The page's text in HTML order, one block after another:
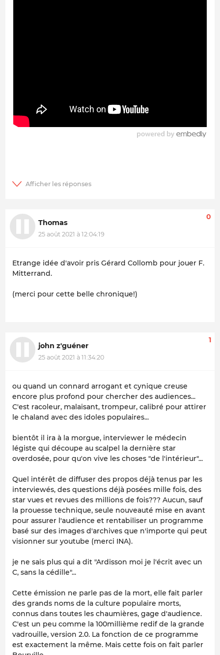
Thomas
25 août 2021 à 12:04:19
0
Etrange idée d'avoir pris Gérard Collomb pour jouer F.
Mitterrand.
(merci pour cette belle chronique!)
john z'guéner
25 août 2021 à 11:34:20
1
ou quand un connard arrogant et cynique creuse
encore plus profond pour chercher des audiences...
C'est racoleur, malaisant, trompeur, calibré pour attirer
le chaland avec des idoles populaires...
bientôt il ira à la morgue, interviewer le médecin
légiste qui découpe au scalpel la dernière star
overdosée, pour qu'on vive les choses "de l'intérieur"...
Quel intérêt de diffuser des propos déjà tenus par les
interviewés, des questions déjà posées mille fois, des
star vues et revues des millions de fois??? Aucun, sauf
la prouesse technique, seule nouveauté mise en avant
pour assurer l'audience et rentabiliser un programme
basé sur des images d'archives que n'importe qui peut
visionner sur youtube (merci INA).
je ne sais plus qui a dit "Ardisson moi je l'écrit avec un
C, sans la cédille"...
Cette émission ne parle pas de la mort, elle fait parler
des grands noms de la culture populaire morts,
connus dans toutes les chaumières, gage d'audience.
C'est un peu comme la 100millième redif de la grande
vadrouille, version 2.0. La fonction de ce programme
est exactement la même. Mais cette fois on fait parler